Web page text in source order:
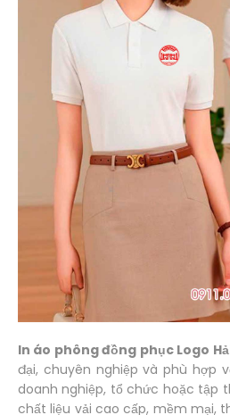
In áo phông đồng phục Logo
đại, chuyên nghiệp và phù hợp
doanh nghiệp, tổ chức hoặc tập
chất liệu vải cao cấp, mềm mại,